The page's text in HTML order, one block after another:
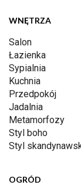
WNĘTRZA
Salon
Łazienka
Sypialnia
Kuchnia
Przedpokój
Jadalnia
Metamorfozy
Styl boho
Styl
OGRÓD